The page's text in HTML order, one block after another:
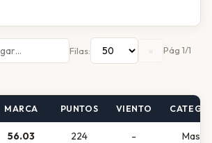
Filas: « Pág 1/1
MARCA PUNTOS VIENTO
56.03 224 -